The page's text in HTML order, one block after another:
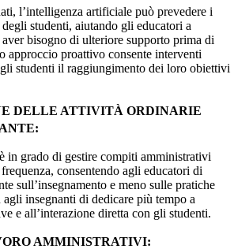
l’intelligenza artificiale può prevedere i
studenti, aiutando gli educatori a
bisogno di ulteriore supporto prima di
approccio proattivo consente interventi
studenti il raggiungimento dei loro obiettivi
DELLE ATTIVITÀ ORDINARIE
in grado di gestire compiti amministrativi
consentendo agli educatori di
sull’insegnamento e meno sulle pratiche
insegnanti di dedicare più tempo a
e all’interazione diretta con gli studenti.
AMMINISTRATIVI: